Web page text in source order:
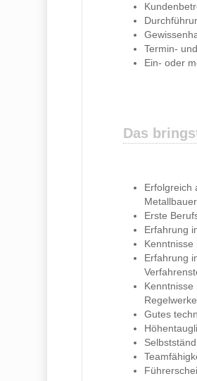
Termin-
Ein- oder
Das
Erfolgreich
Erste
Erfahrung
Erfahrung
Kenntnisse
Gutes